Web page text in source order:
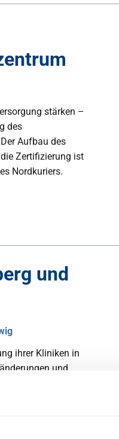
stärken –
des
Aufbau des
Zertifizierung ist
Nordkuriers.
und
ihrer Kliniken in
und
der Träger